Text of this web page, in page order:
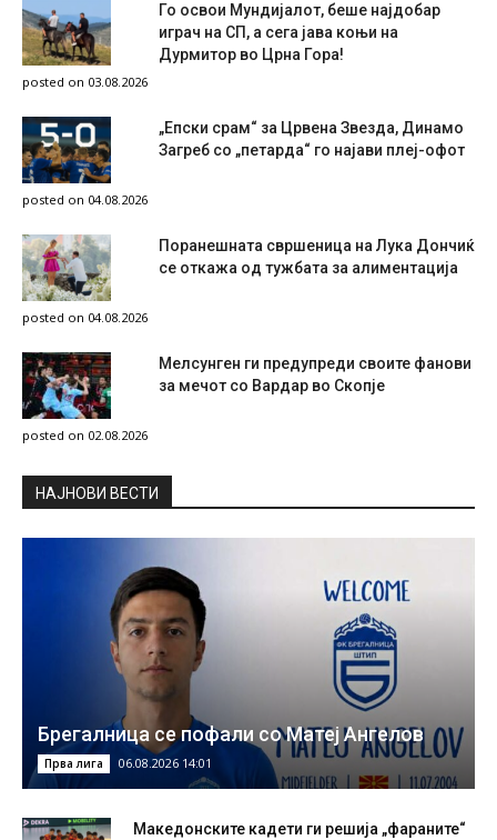
Го освои Мундијалот, беше најдобар
играч на СП, а сега јава коњи на
Дурмитор во Црна Гора!
posted on 03.08.2026
„Епски срам“ за Црвена Звезда, Динамо
Загреб со „петарда“ го најави плеј-офот
posted on 04.08.2026
Поранешната свршеница на Лука Дончиќ
се откажа од тужбата за алиментација
posted on 04.08.2026
Мелсунген ги предупреди своите фанови
за мечот со Вардар во Скопје
posted on 02.08.2026
НAЈНОВИ ВЕСТИ
Брегалница се пофали со Матеј Ангелов
Прва лига 06.08.2026 14:01
Македонските кадети ги решија „фараните“